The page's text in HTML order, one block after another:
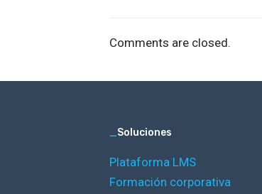
Comments are closed.
_Soluciones
Plataforma LMS
Formación corporativa